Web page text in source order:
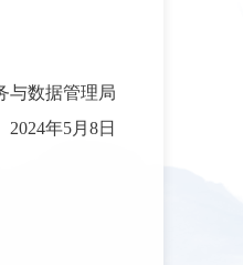
与数据管理局
2024年5月8日